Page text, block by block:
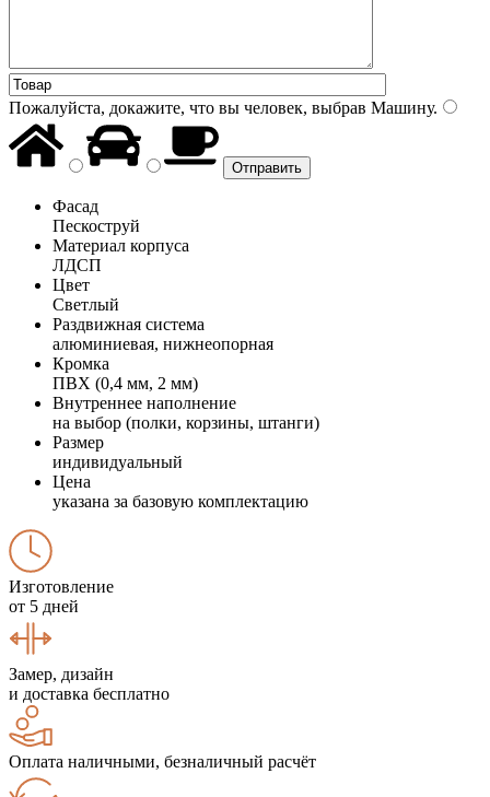
Пожалуйста, докажите, что вы человек, выбрав Машину.
Фасад
Пескоструй
Материал корпуса
ЛДСП
Цвет
Светлый
Раздвижная система
алюминиевая, нижнеопорная
Кромка
ПВХ (0,4 мм, 2 мм)
Внутреннее наполнение
на выбор (полки, корзины, штанги)
Размер
индивидуальный
Цена
указана за базовую комплектацию
Изготовление
от 5 дней
Замер, дизайн
и доставка бесплатно
Оплата наличными, безналичный расчёт